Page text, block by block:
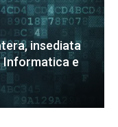
insediata
Informatica e